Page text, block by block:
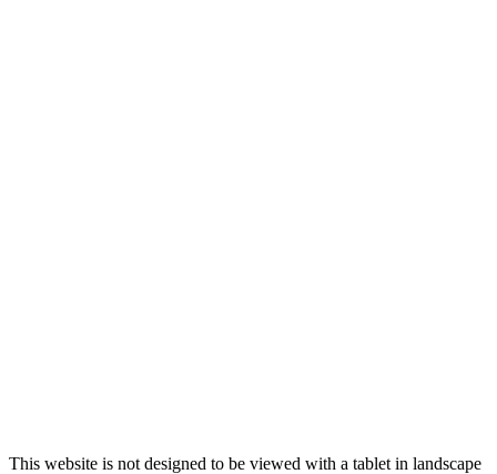
This website is not designed to be viewed with a tablet in landscape